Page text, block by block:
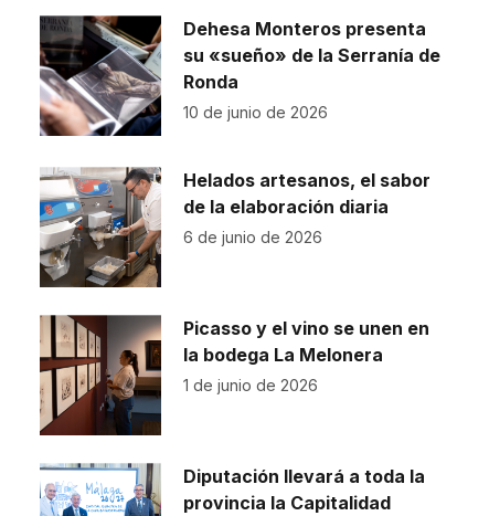
Dehesa Monteros presenta
su «sueño» de la Serranía de
Ronda
10 de junio de 2026
Helados artesanos, el sabor
de la elaboración diaria
6 de junio de 2026
Picasso y el vino se unen en
la bodega La Melonera
1 de junio de 2026
Diputación llevará a toda la
provincia la Capitalidad